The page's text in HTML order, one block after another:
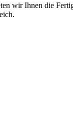
wir Ihnen die